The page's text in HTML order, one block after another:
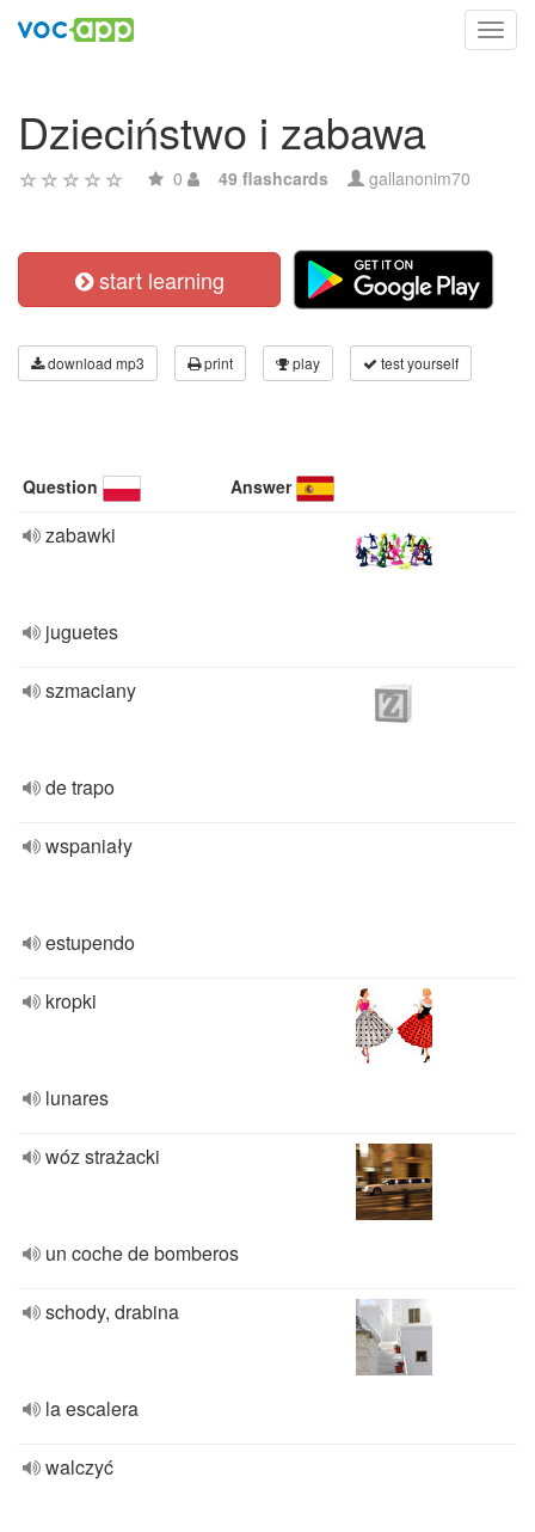
Dzieciństwo i zabawa
0 49 flashcards gallanonim70
start learning
download mp3 print play test yourself
Question Answer
zabawki
juguetes
szmaciany
de trapo
wspaniały
estupendo
kropki
lunares
wóz strażacki
un coche de bomberos
schody, drabina
la escalera
walczyć